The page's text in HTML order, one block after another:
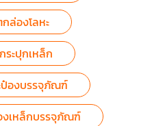
ล่องโลหะ
ะปุกเหล็ก
องบรรจุภัณฑ์
งเหล็กบรรจุภัณฑ์